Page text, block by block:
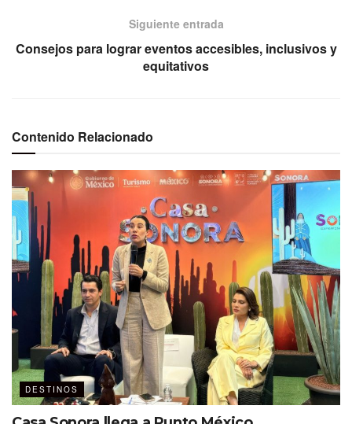
Actualmente el 20% de los cuartos
noche pertenece al segmento MICE,
por lo que es uno de los pilares de
Los Cabos.
Ventaja en pandemia
Los viajes de incentivo igual tuvieron un despunte
importante pues, como explica el titular del Fideicomiso:
“En pandemia muchos destinos en
Asia y El Caribe estuvieron
Siguiente entrada
Consejos para lograr eventos accesibles, inclusivos y
equitativos
Contenido Relacionado
DESTINOS